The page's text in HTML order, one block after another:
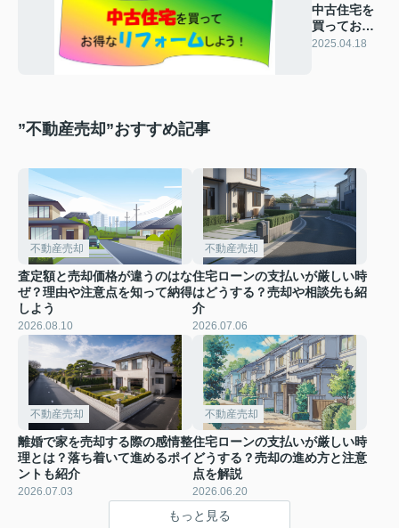
中古住宅を
買ってお得
なリフォー
2025.04.18
”不動産売却”おすすめ記事
不動産売却
査定額と売却価格が違うのはな
ぜ？理由や注意点を知って納得
しよう
2026.08.10
不動産売却
住宅ローンの支払いが厳しい時
はどうする？売却や相談先も紹
介
2026.07.06
不動産売却
離婚で家を売却する際の感情整
理とは？落ち着いて進めるポイ
ントも紹介
2026.07.03
不動産売却
住宅ローンの支払いが厳しい時
どうする？売却の進め方と注意
点を解説
2026.06.20
もっと見る